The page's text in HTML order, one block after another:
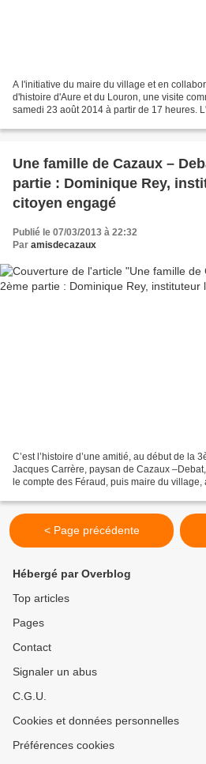
A l'initiative du maire du village et en
d'histoire d'Aure et du Louron, une visite
samedi 23 août 2014 à partir de 17 heures.
Une famille de Cazaux –
partie : Dominique Rey,
citoyen engagé
Publié le 07/03/2013 à 22:32
Par amisdecazaux
C’est l’histoire d’une amitié, au début de la
Jacques Carrère, paysan de Cazaux
le compte des Féraud, puis maire du village,
< Page précédente
Hébergé par Overblog
Top articles
Pages
Contact
Signaler un abus
C.G.U.
Cookies et données personnelles
Préférences cookies